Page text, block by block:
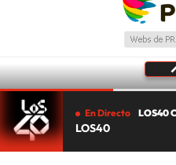
En Directo LOS40
LOS40